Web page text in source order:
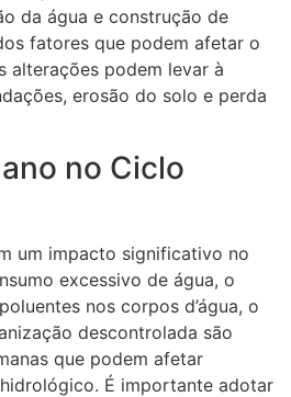
da água e construção de
fatores que podem afetar o
alterações podem levar à
erosão do solo e perda
no Ciclo
um impacto significativo no
excessivo de água, o
nos corpos d’água, o
descontrolada são
que podem afetar
É importante adotar